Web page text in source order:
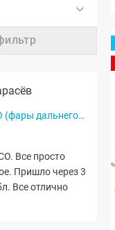
Вспышки ФСО (фары дальнего света) 48W (2 шт.)
Все просто
Пришло через 3
Все отлично